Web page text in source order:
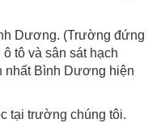
Dương. (Trường đứng
tô và sân sát hạch
nhất Bình Dương hiện
tại trường chúng tôi.